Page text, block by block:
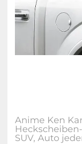
Anime Ken
SUV, Auto